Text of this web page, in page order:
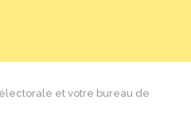
et votre bureau de